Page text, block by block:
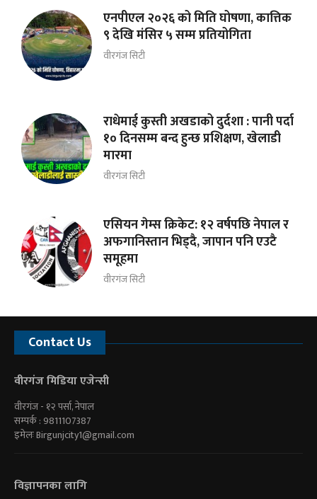
एनपीएल २०२६ को मिति घोषणा, कात्तिक
९ देखि मंसिर ५ सम्म प्रतियोगिता
वीरगंज सिटी
राधेमाई कुस्ती अखडाको दुर्दशा : पानी पर्दा
१० दिनसम्म बन्द हुन्छ प्रशिक्षण, खेलाडी
मारमा
वीरगंज सिटी
एसियन गेम्स क्रिकेट: १२ वर्षपछि नेपाल र
अफगानिस्तान भिड्दै, जापान पनि एउटै
समूहमा
वीरगंज सिटी
Contact Us
वीरगंज मिडिया एजेन्सी
वीरगंज - १२ पर्सा, नेपाल
सम्पर्क : 9811107387
इमेलःBirgunjcity1@gmail.com
विज्ञापनका लागि